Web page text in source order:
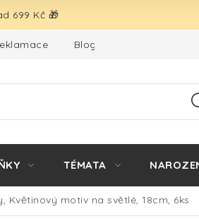
699 Kč 🎁
Blog
TÉMATA
Květinový motiv na světlé, 18cm, 6ks